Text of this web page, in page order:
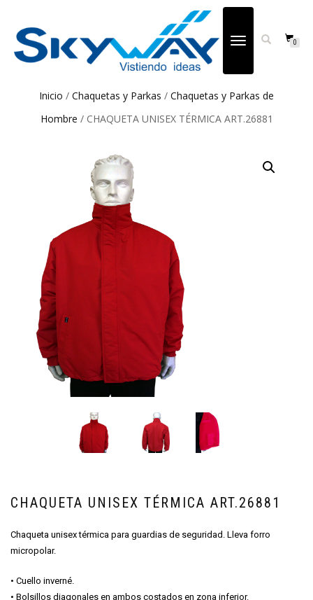
CAMBIAR
0
Inicio / Chaquetas y Parkas / Chaquetas y Parkas de
Hombre / CHAQUETA UNISEX TÉRMICA ART.26881
CHAQUETA UNISEX TÉRMICA ART.26881
Chaqueta unisex térmica para guardias de seguridad. Lleva forro
micropolar.
• Cuello inverné.
• Bolsillos diagonales en ambos costados en zona inferior.